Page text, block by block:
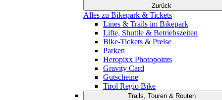
Zurück
Alles zu Bikepark & Tickets
Lines & Trails im Bikepark
Lifte, Shuttle & Betriebszeiten
Bike-Tickets & Preise
Parken
Heropixx Photopoints
Gravity Card
Gutscheine
Tirol Regio Bike
Trails, Touren & Routen